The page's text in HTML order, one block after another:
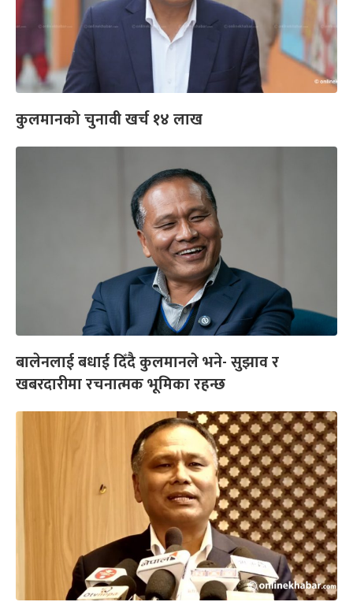
कुलमानको चुनावी खर्च १४ लाख
बालेनलाई बधाई दिँदै कुलमानले भने- सुझाव र
खबरदारीमा रचनात्मक भूमिका रहन्छ